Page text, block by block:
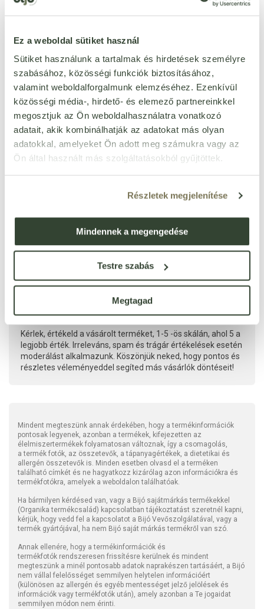
Ez a weboldal sütiket használ
Sütiket használunk a tartalmak és hirdetések személyre
szabásához, közösségi funkciók biztosításához,
valamint weboldalforgalmunk elemzéséhez. Ezenkívül
közösségi média-, hirdető- és elemező partnereinkkel
megosztjuk az Ön weboldalhasználatra vonatkozó
adatait, akik kombinálhatják az adatokat más olyan
adatokkal, amelyeket Ön adott meg számukra vagy az
Ön által használt más szolgáltatásokból gyűjtöttek.
Részletek megjelenítése
Mindennek a megengedése
Testre szabás
Megtagad
Kérlek, értékeld a vásárolt terméket, 1-5 -ös skálán, ahol 5 a
legjobb érték. Irreleváns, spam és trágár értékelések esetén
moderálást alkalmazunk. Köszönjük neked, hogy pontos és
részletes véleményeddel segíted más vásárlók döntéseit!
Mindent megteszünk annak érdekében, hogy a termékinformációk
pontosak legyenek, azonban a termékek, kifejezetten az
élelmiszertermékek folyamatosan változnak, így a csomagolás,
a termék fotók, az összetevők, a tápanyagértékek, a dietetikai és
allergén összetevők is. Minden esetben olvasd el a terméken
található címkét és ne hagyatkozz kizárólag azon információkra és
termékfotókra, amelyek a weboldalon találhatóak.
Ha bármilyen kérdésed van, vagy a Bijó sajátmárkás termékekkel
(Organika termékcsalád) kapcsolatban tájékoztatást szeretnél kapni,
kérjük, hogy vedd fel a kapcsolatot a Bijó Vevőszolgálatával, vagy a
termék gyártójával, ha nem Bijó saját márkás termékről van szó.
Annak ellenére, hogy a termékinformációk és
termékfotók rendszeresen frissítésre kerülnek és mindent
megteszünk a minél pontosabb adatok naprakészen tartásáért, a Bijó
nem vállal felelősséget semmilyen helytelen információért
(különösen az allergén és egyéb mentességet jelző jelölések és
információk vagy termékfotók után), amely azonban a Te jogaidat
semmilyen módon nem érinti.